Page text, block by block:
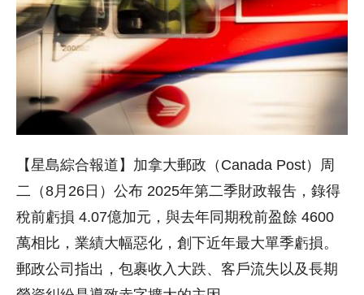
【星島綜合報道】加拿大郵政（Canada Post）周
二（8月26日）公布 2025年第二季財政報吿，錄得
稅前虧損 4.07億加元，與去年同期稅前盈餘 4600
萬相比，業績大幅惡化，創下近年最大單季虧損。
郵政公司指出，包裹收入大跌、客戶流失以及長期